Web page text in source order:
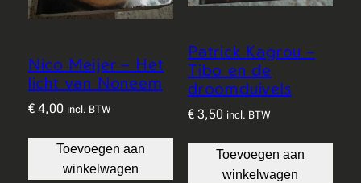
Nico Meijer – Het
licht van Noneem
€4,00 incl. BTW
Toevoegen aan
winkelwagen
Patrick Kagrou –
Tibo en de
droomduivels
€ 3,50 incl. BTW
Toevoegen aan
winkelwagen